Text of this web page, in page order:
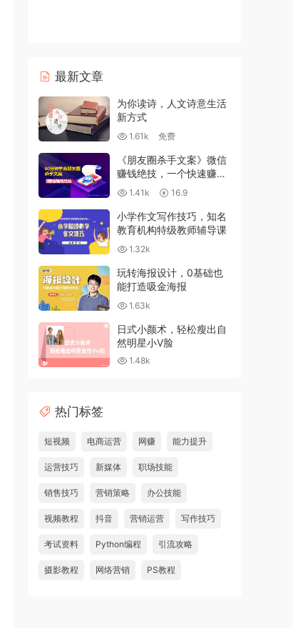
最新文章
为你读诗，人文诗意生活
新方式
1.61k 免费
《朋友圈杀手文案》微信
赚钱绝技，一个快速赚钱
的营销技术
1.41k 16.9
小学作文写作技巧，知名
教育机构特级教师辅导课
1.32k
玩转海报设计，0基础也
能打造吸金海报
1.63k
日式小颜术，轻松瘦出自
然明星小V脸
1.48k
热门标签
短视频 电商运营 网赚 能力提升
运营技巧 新媒体 职场技能
销售技巧 营销策略 办公技能
视频教程 抖音 营销运营 写作技巧
考试资料 Python编程 引流攻略
摄影教程 网络营销 PS教程